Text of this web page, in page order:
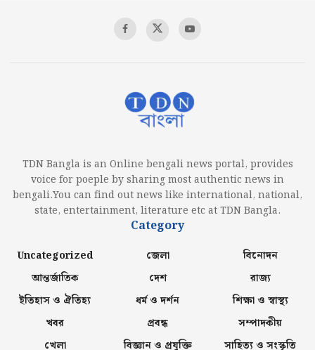
TDN Bangla is an Online bengali news portal, provides
voice for poeple by sharing most authentic news in
bengali.You can find out news like international, national,
state, entertainment, literature etc at TDN Bangla.
Category
Uncategorized
আন্তর্জাতিক
ইতিহাস ও ঐতিহ্য
খবর
খেলা
জেলা
দেশ
ধর্ম ও দর্শন
প্রবন্ধ
বিজ্ঞান ও প্রযুক্তি
বিনোদন
রাজ্য
শিক্ষা ও স্বাস্থ্য
সম্পাদকীয়
সাহিত্য ও সংস্কৃতি